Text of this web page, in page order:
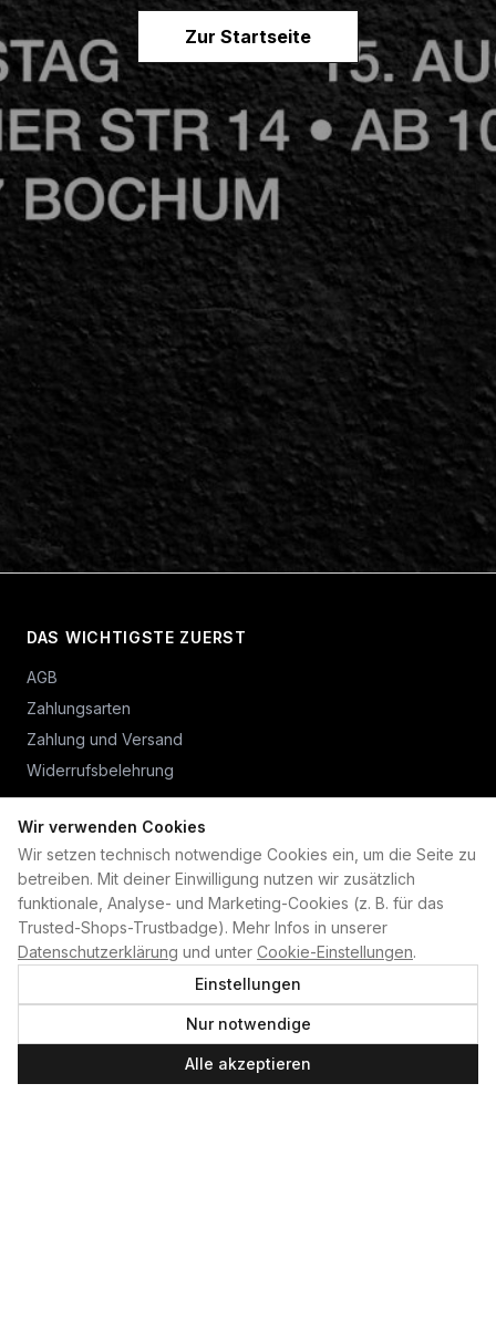
Wir verwenden Cookies
Wir setzen technisch notwendige Cookies ein, um die Seite zu
betreiben. Mit deiner Einwilligung nutzen wir zusätzlich
funktionale, Analyse- und Marketing-Cookies (z. B. für das
Trusted-Shops-Trustbadge). Mehr Infos in unserer
Datenschutzerklärung und unter Cookie-Einstellungen.
Einstellungen
Nur notwendige
Alle akzeptieren
Zur Startseite
DAS WICHTIGSTE ZUERST
AGB
Zahlungsarten
Zahlung und Versand
Widerrufsbelehrung
PLAN B
Home
Kontakt
Impressum
Datenschutzerklärung